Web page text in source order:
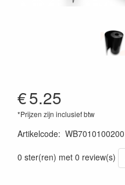
€5.25
*Prijzen zijn inclusief btw
Artikelcode: WB7010100200
0 ster(ren) met 0 review(s)